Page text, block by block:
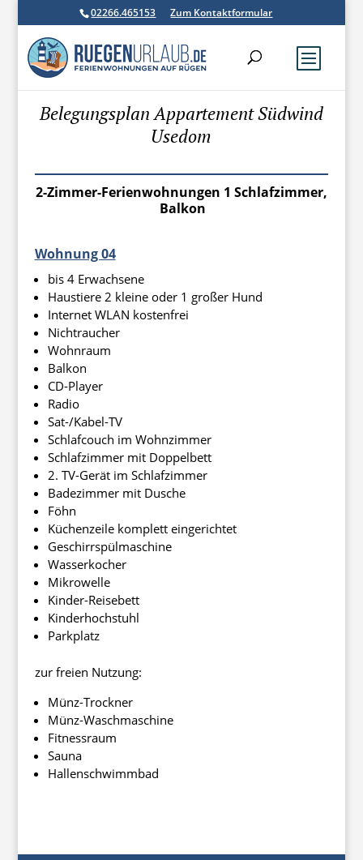
02266.465153 Zum Kontaktformular
Belegungsplan Appartement Südwind
Usedom
2-Zimmer-Ferienwohnungen 1 Schlafzimmer,
Balkon
Wohnung 04
bis 4 Erwachsene
Haustiere 2 kleine oder 1 großer Hund
Internet WLAN kostenfrei
Nichtraucher
Wohnraum
Balkon
CD-Player
Radio
Sat-/Kabel-TV
Schlafcouch im Wohnzimmer
Schlafzimmer mit Doppelbett
2. TV-Gerät im Schlafzimmer
Badezimmer mit Dusche
Föhn
Küchenzeile komplett eingerichtet
Geschirrspülmaschine
Wasserkocher
Mikrowelle
Kinder-Reisebett
Kinderhochstuhl
Parkplatz
zur freien Nutzung:
Münz-Trockner
Münz-Waschmaschine
Fitnessraum
Sauna
Hallenschwimmbad